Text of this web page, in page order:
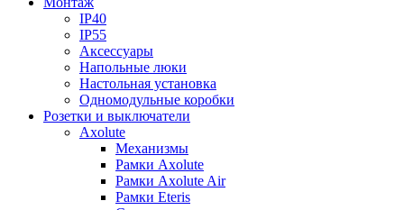
IP40
IP55
Аксессуары
Напольные люки
Настольная установка
Одномодульные коробки
Розетки и выключатели
Axolute
Механизмы
Рамки Axolute
Рамки Axolute Air
Рамки Eteris